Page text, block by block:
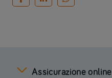
Assicurazione online